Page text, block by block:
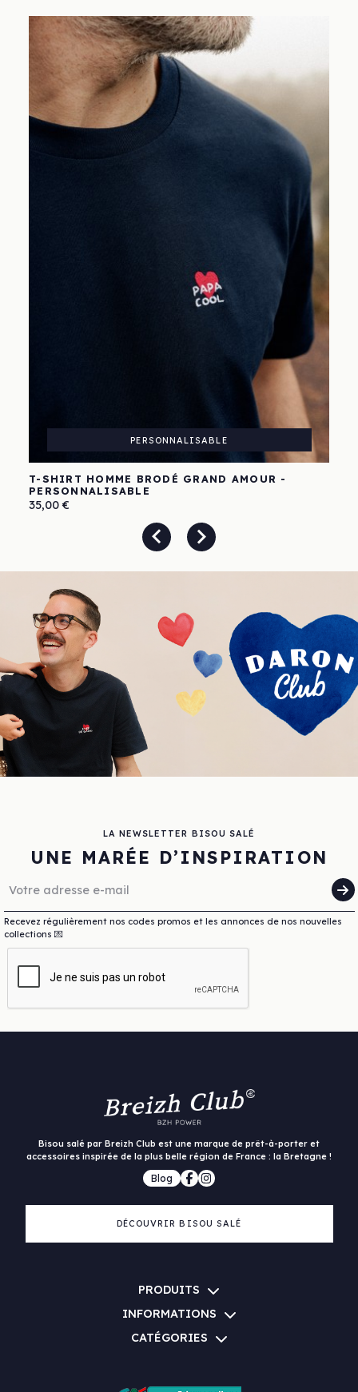

PERSONNALISABLE
T-SHIRT HOMME BRODÉ GRAND AMOUR -
PERSONNALISABLE
Prix
35,00 €

LA NEWSLETTER BISOU SALÉ
UNE MARÉE D’INSPIRATION
Recevez régulièrement nos codes promos et les annonces de nos nouvelles
collections 💌
Bisou salé par Breizh Club est une marque de prêt-à-porter et
accessoires inspirée de la plus belle région de France : la Bretagne !
Blog
DÉCOUVRIR BISOU SALÉ
PRODUITS
INFORMATIONS
CATÉGORIES